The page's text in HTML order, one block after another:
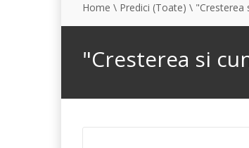
Home \ Predici (Toate) \ "Cresterea
"Cresterea si